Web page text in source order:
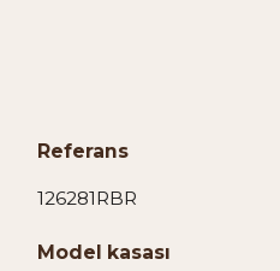
Referans
126281RBR
Model kasası